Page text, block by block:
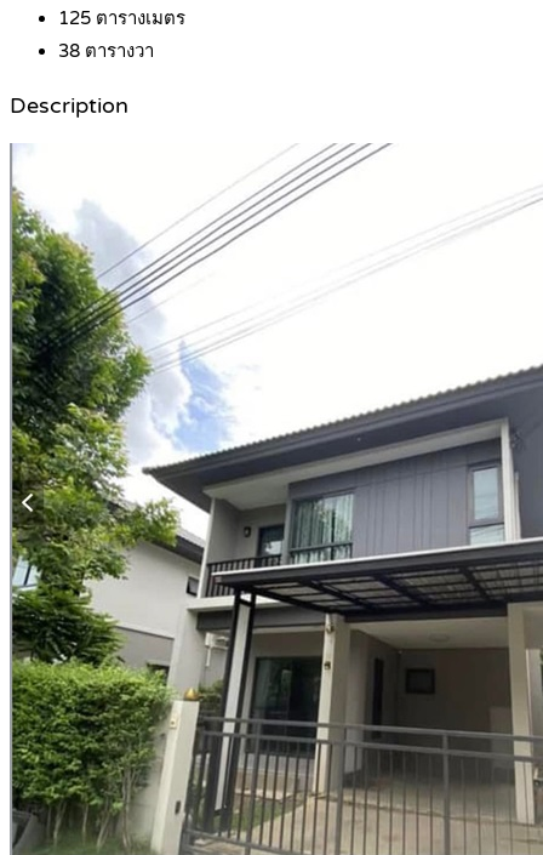
125 ตารางเมตร
38 ตารางวา
Description